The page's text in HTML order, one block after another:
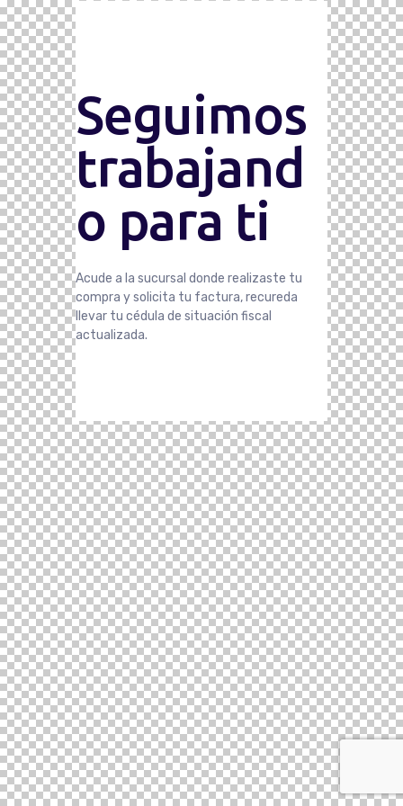
Seguimos
trabajand
o para ti
Acude a la sucursal donde realizaste tu
compra y solicita tu factura, recureda
llevar tu cédula de situación fiscal
actualizada.